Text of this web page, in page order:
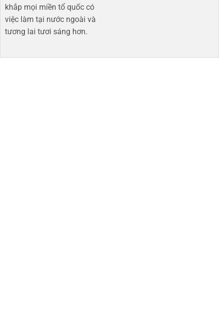
khắp mọi miền tổ quốc có
việc làm tại nước ngoài và
tương lai tươi sáng hơn​.